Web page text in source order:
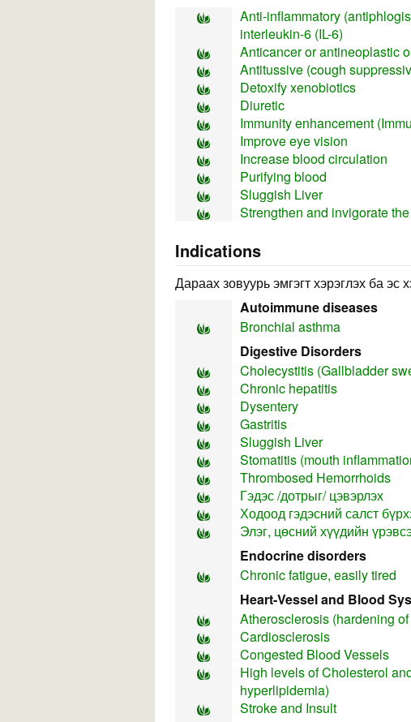
Anti-inflammatory
interleukin-6 (IL-6)
Anticancer or antineoplastic
Antitussive (cough
Detoxify xenobiotics
Diuretic
Immunity enhancement
Improve eye vision
Increase blood circulation
Purifying blood
Sluggish Liver
Strengthen and invigorate
Indications
Дараах зовуурь эмгэгт хэрэглэх ба эс
Autoimmune diseases
Bronchial asthma
Digestive Disorders
Cholecystitis (Gallbladder
Chronic hepatitis
Dysentery
Gastritis
Sluggish Liver
Stomatitis (mouth
Thrombosed Hemorrhoids
Гэдэс /дотрыг/ цэвэрлэх
Ходоод гэдэсний салст
Элэг, цөсний хүүдийн
Endocrine disorders
Chronic fatigue, easily tired
Heart-Vessel and Blood
Atherosclerosis (hardening
Cardiosclerosis
Congested Blood Vessels
High levels of Cholesterol
hyperlipidemia)
Stroke and Insult